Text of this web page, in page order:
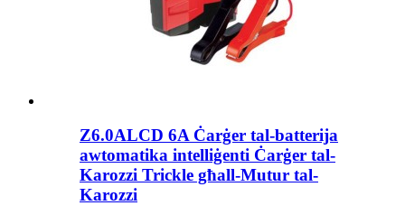
Z6.0ALCD 6A Ċarġer tal-batterija
awtomatika intelliġenti Ċarġer tal-
Karozzi Trickle għall-Mutur tal-
Karozzi